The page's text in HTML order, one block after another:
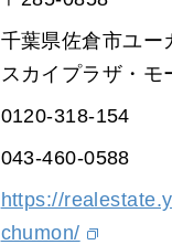
千葉県佐倉市ユ
スカイプラザ・モ
0120-318-154
043-460-0588
https://
chumon/